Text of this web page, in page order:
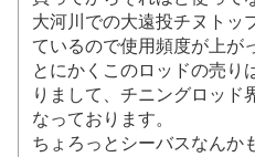
大河川での大遠投チヌトッ
ているので使用頻度が上が
とにかくこのロッドの売り
りまして、チニングロッド
なっております。
ちょろっとシーバスなんか